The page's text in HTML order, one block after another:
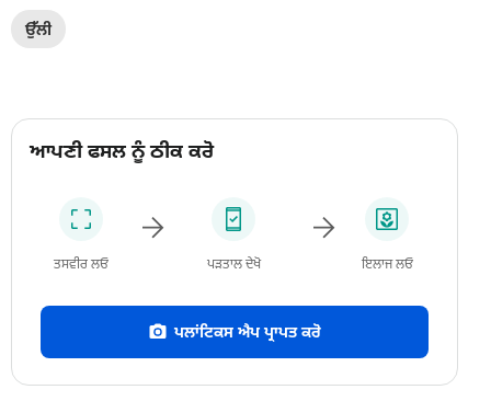
ਉੱਲੀ
ਆਪਣੀ ਫਸਲ ਨੂੰ ਠੀਕ ਕਰੋ
ਤਸਵੀਰ ਲਓ ਪੜਤਾਲ ਦੇਖੋ ਇਲਾਜ ਲਓ
ਪਲਾਂਟਿਕਸ ਐਪ ਪ੍ਰਾਪਤ ਕਰੋ